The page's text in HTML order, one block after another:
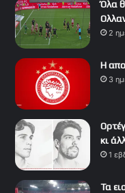
Όλα
2
Η
3
κι
1
Τα